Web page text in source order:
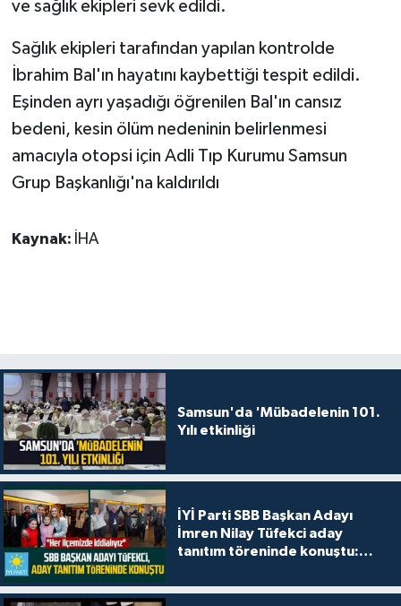
ve sağlık ekipleri sevk edildi.
Sağlık ekipleri tarafından yapılan kontrolde
İbrahim Bal'ın hayatını kaybettiği tespit edildi.
Eşinden ayrı yaşadığı öğrenilen Bal'ın cansız
bedeni, kesin ölüm nedeninin belirlenmesi
amacıyla otopsi için Adli Tıp Kurumu Samsun
Grup Başkanlığı'na kaldırıldı
Kaynak: İHA
Samsun'da 'Mübadelenin 101.
Yılı etkinliği
İYİ Parti SBB Başkan Adayı
İmren Nilay Tüfekci aday
tanıtım töreninde konuştu: